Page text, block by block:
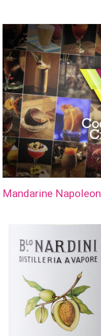
Mandarine Napoleon